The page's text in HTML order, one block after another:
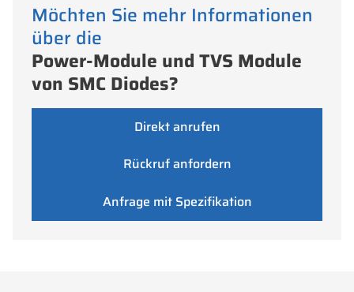
Möchten Sie mehr Informationen
über die
Power-Module und TVS Module
von SMC Diodes?
Direkt anrufen
Rückruf anfordern
Anfrage mit Spezifikation